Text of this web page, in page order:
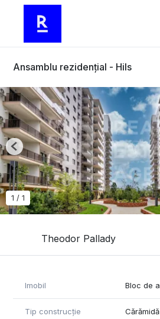
Ansamblu rezidențial - Hils
Theodor Pallady
1 / 1
Previous
Imobil Bloc de
Tip construcție Cărămidă